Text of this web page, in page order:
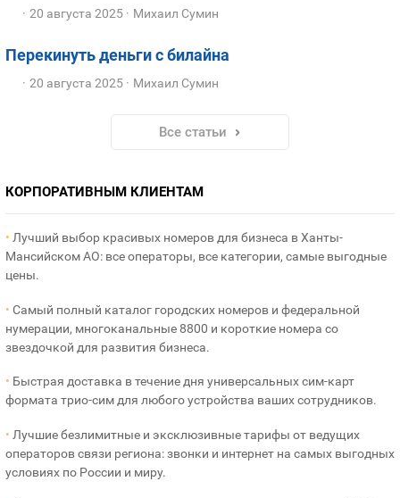
20 августа 2025 Михаил Сумин
Перекинуть деньги с билайна
20 августа 2025 Михаил Сумин
Все статьи
КОРПОРАТИВНЫМ КЛИЕНТАМ
• Лучший выбор красивых номеров для бизнеса в Ханты-
Мансийском АО: все операторы, все категории, самые выгодные
цены.
• Самый полный каталог городских номеров и федеральной
нумерации, многоканальные 8800 и короткие номера со
звездочкой для развития бизнеса.
• Быстрая доставка в течение дня универсальных сим-карт
формата трио-сим для любого устройства ваших сотрудников.
• Лучшие безлимитные и эксклюзивные тарифы от ведущих
операторов связи региона: звонки и интернет на самых выгодных
условиях по России и миру.